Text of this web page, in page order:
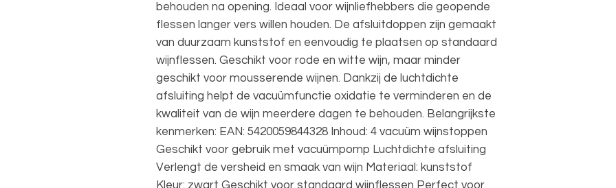
behouden na opening. Ideaal voor wijnliefhebbers die geopende
flessen langer vers willen houden. De afsluitdoppen zijn gemaakt
van duurzaam kunststof en eenvoudig te plaatsen op standaard
wijnflessen. Geschikt voor rode en witte wijn, maar minder
geschikt voor mousserende wijnen. Dankzij de luchtdichte
afsluiting helpt de vacuümfunctie oxidatie te verminderen en de
kwaliteit van de wijn meerdere dagen te behouden. Belangrijkste
kenmerken: EAN: 5420059844328 Inhoud: 4 vacuüm wijnstoppen
Geschikt voor gebruik met vacuümpomp Luchtdichte afsluiting
Verlengt de versheid en smaak van wijn Materiaal: kunststof
Kleur: zwart Geschikt voor standaard wijnflessen Perfect voor